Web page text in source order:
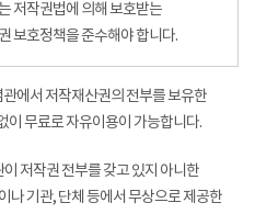
저작권법에 의해 보호받는
보호정책을 준수해야 합니다.
에서 저작재산권의 전부를 보유한
이 무료로 자유이용이 가능합니다.
저작권 전부를 갖고 있지 아니한
나 기관, 단체 등에서 무상으로 제공한